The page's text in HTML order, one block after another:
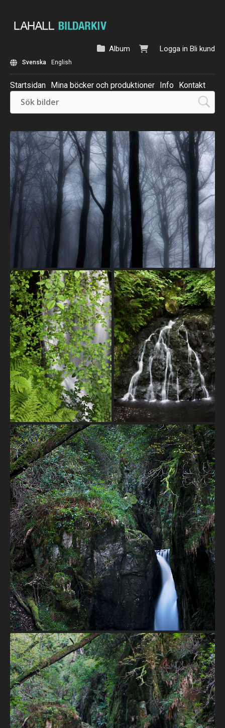
Logga in Bli kund
Album
Svenska English
Startsidan Mina böcker och produktioner Info Kontakt
Beställ: Kalender 2025